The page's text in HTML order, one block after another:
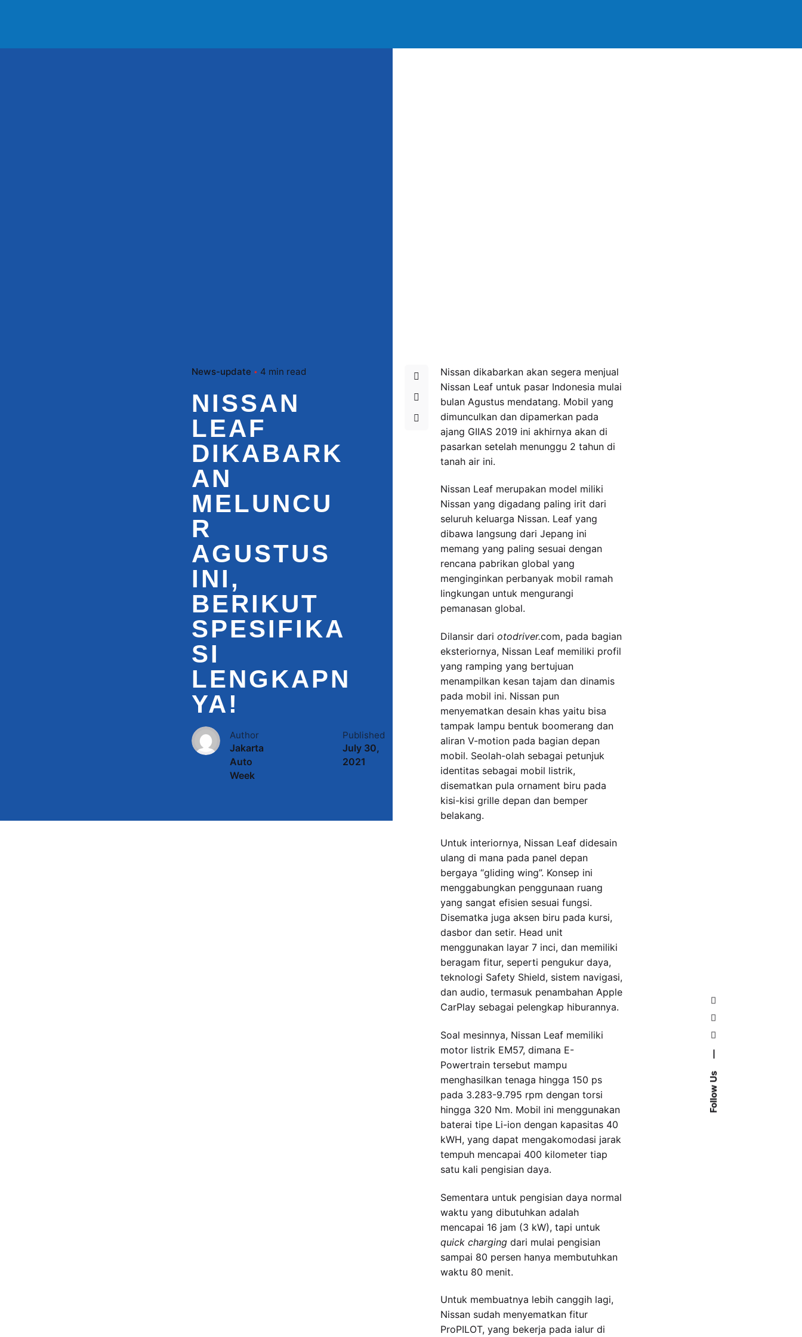
Follow Us
News-update 4 min read
NISSAN
LEAF
DIKABARK
AN
MELUNCU
R
AGUSTUS
INI,
BERIKUT
SPESIFIKA
SI
LENGKAPN
YA!
Author
Jakarta
Auto
Week
Published
July 30,
2021
0 comments
Join the
Conversation
Nissan dikabarkan akan segera menjual
Nissan Leaf untuk pasar Indonesia mulai
bulan Agustus mendatang. Mobil yang
dimunculkan dan dipamerkan pada
ajang GIIAS 2019 ini akhirnya akan di
pasarkan setelah menunggu 2 tahun di
tanah air ini.
Nissan Leaf merupakan model miliki
Nissan yang digadang paling irit dari
seluruh keluarga Nissan. Leaf yang
dibawa langsung dari Jepang ini
memang yang paling sesuai dengan
rencana pabrikan global yang
menginginkan perbanyak mobil ramah
lingkungan untuk mengurangi
pemanasan global.
Dilansir dariotodriver.com, pada bagian
eksteriornya, Nissan Leaf memiliki profil
yang ramping yang bertujuan
menampilkan kesan tajam dan dinamis
pada mobil ini. Nissan pun
menyematkan desain khas yaitu bisa
tampak lampu bentuk boomerang dan
aliran V-motion pada bagian depan
mobil. Seolah-olah sebagai petunjuk
identitas sebagai mobil listrik,
disematkan pula ornament biru pada
kisi-kisi grille depan dan bemper
belakang.
Untuk interiornya, Nissan Leaf didesain
ulang di mana pada panel depan
bergaya “gliding wing”. Konsep ini
menggabungkan penggunaan ruang
yang sangat efisien sesuai fungsi.
Disematka juga aksen biru pada kursi,
dasbor dan setir. Head unit
menggunakan layar 7 inci, dan memiliki
beragam fitur, seperti pengukur daya,
teknologi Safety Shield, sistem navigasi,
dan audio, termasuk penambahan Apple
CarPlay sebagai pelengkap hiburannya.
Soal mesinnya, Nissan Leaf memiliki
motor listrik EM57, dimana E-
Powertrain tersebut mampu
menghasilkan tenaga hingga 150 ps
pada 3.283-9.795 rpm dengan torsi
hingga 320 Nm. Mobil ini menggunakan
baterai tipe Li-ion dengan kapasitas 40
kWH, yang dapat mengakomodasi jarak
tempuh mencapai 400 kilometer tiap
satu kali pengisian daya.
Sementara untuk pengisian daya normal
waktu yang dibutuhkan adalah
mencapai 16 jam (3 kW), tapi untuk
quick charging dari mulai pengisian
sampai 80 persen hanya membutuhkan
waktu 80 menit.
Untuk membuatnya lebih canggih lagi,
Nissan sudah menyematkan fitur
ProPILOT, yang bekerja pada jalur di